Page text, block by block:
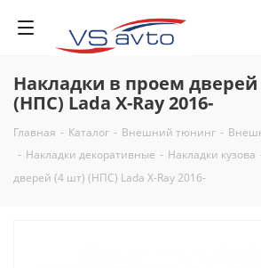
Накладки в проем
(НПС) Lada X-Ray 2016-
Главная - Каталог - Внешний тюнинг -
- Накладки декоративные - Накладки кузова
дверей (4 шт) (НПС) Lada X-Ray 2016-